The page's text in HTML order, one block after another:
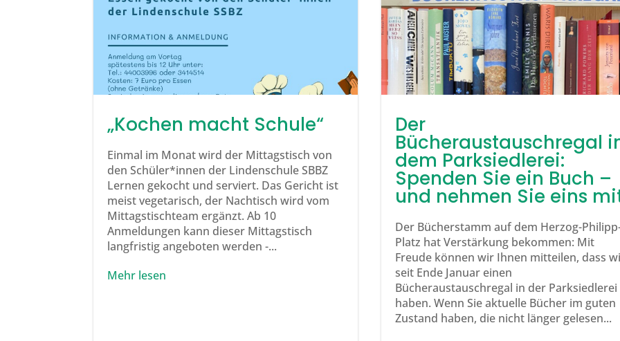
„Kochen macht Schule“
Einmal im Monat wird der Mittagstisch von
den Schüler*innen der Lindenschule SBBZ
Lernen gekocht und serviert. Das Gericht ist
meist vegetarisch, der Nachtisch wird vom
Mittagstischteam ergänzt. Ab 10
Anmeldungen kann dieser Mittagstisch
langfristig angeboten werden -...
Mehr lesen
Der
Bücheraustauschregal
dem Parksiedlerei:
Spenden Sie ein Buch –
und nehmen Sie eins
Der Bücherstamm auf dem Herzog-
Platz hat Verstärkung bekommen: Mit
Freude können wir Ihnen mitteilen, dass
seit Ende Januar einen
Bücheraustauschregal in der Parksiedlerei
haben. Wenn Sie aktuelle Bücher im guten
Zustand haben, die nicht länger gelesen...